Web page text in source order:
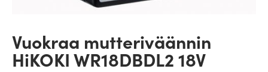
Vuokraa mutteriväännin
HiKOKI WR18DBDL2 18V